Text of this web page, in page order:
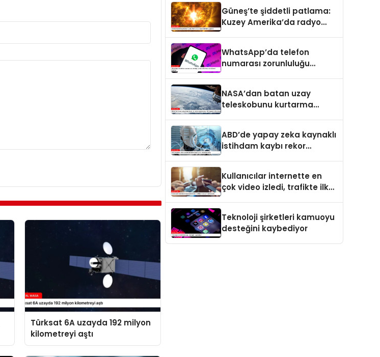
Türksat 6A uzayda 192 milyon
kilometreyi aştı
Güneş’te şiddetli patlama:
Kuzey Amerika’da radyo
WhatsApp’da telefon
numarası zorunluluğu
NASA’dan batan uzay
teleskobunu kurtarma
ABD’de yapay zeka kaynaklı
istihdam kaybı rekor
Kullanıcılar internette en
çok video izledi, trafikte ilk
Teknoloji şirketleri kamuoyu
desteğini kaybediyor